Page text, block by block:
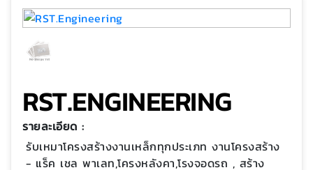
RST.ENGINEERING
รายละเอียด :
รับเหมาโครงสร้างงานเหล็กทุกประเภท งานโครงสร้าง
- แร็ค เชล พาเลท,โครงหลังคา,โรงจอดรถ , สร้าง